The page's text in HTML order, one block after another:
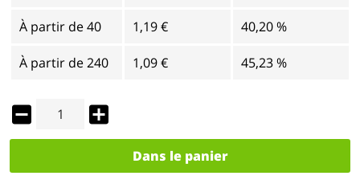
À partir de40 1,19 € 40,20 %
À partir de240 1,09 € 45,23 %
Dans le panier